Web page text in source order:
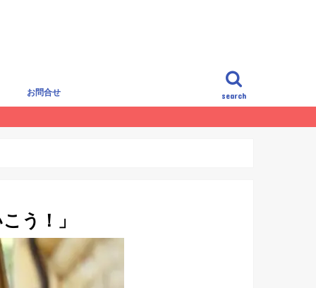
search
お問合せ
う！」